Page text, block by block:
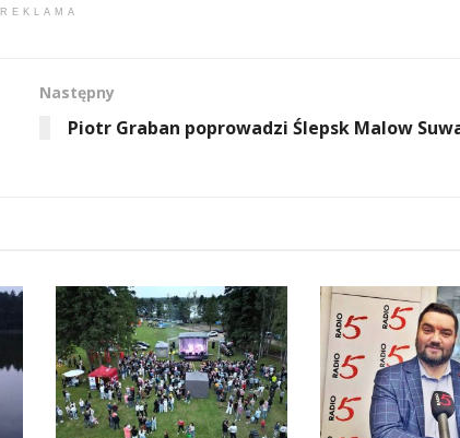
REKLAMA
Następny
Piotr Graban poprowadzi Ślepsk Malow